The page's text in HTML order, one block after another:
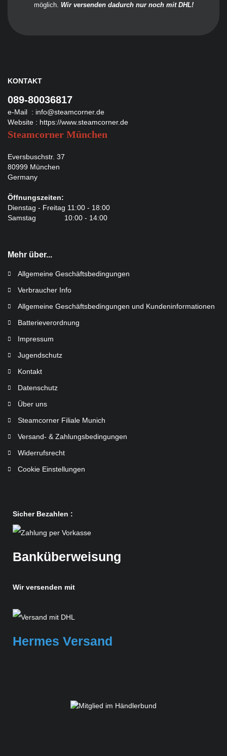
möglich. Wir versenden dadurch nur noch mit DHL!
KONTAKT
089-80036817
e-Mail : info@steamcorner.de
Website : https://www.steamcorner.de
Steamcorner München
Eversbuschstr. 37
80999 München
Germany
Öffnungszeiten:
Dienstag - Freitag 11:00 - 18:00
Samstag 10:00 - 14:00
Mehr über...
Allgemeine Geschäftsbedingungen
Verbraucher Info
Allgemeine Geschäftsbedingungen und Kundeninformationen
Batterieverordnung
Impressum
Jugendschutz
Kontakt
Datenschutz
Über uns
Steamcorner Filiale Munich
Versand- & Zahlungsbedingungen
Widerrufsrecht
Cookie Einstellungen
Sicher Bezahlen :
Banküberweisung
Wir versenden mit
Hermes Versand